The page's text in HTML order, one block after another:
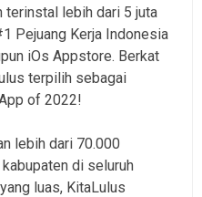
terinstal lebih dari 5 juta
Pejuang Kerja Indonesia
iOs Appstore. Berkat
terpilih sebagai
of 2022!
lebih dari 70.000
di seluruh
luas, KitaLulus